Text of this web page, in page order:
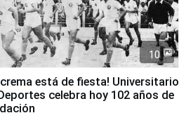
10
crema está de fiesta! Universitario
celebra hoy 102 años de